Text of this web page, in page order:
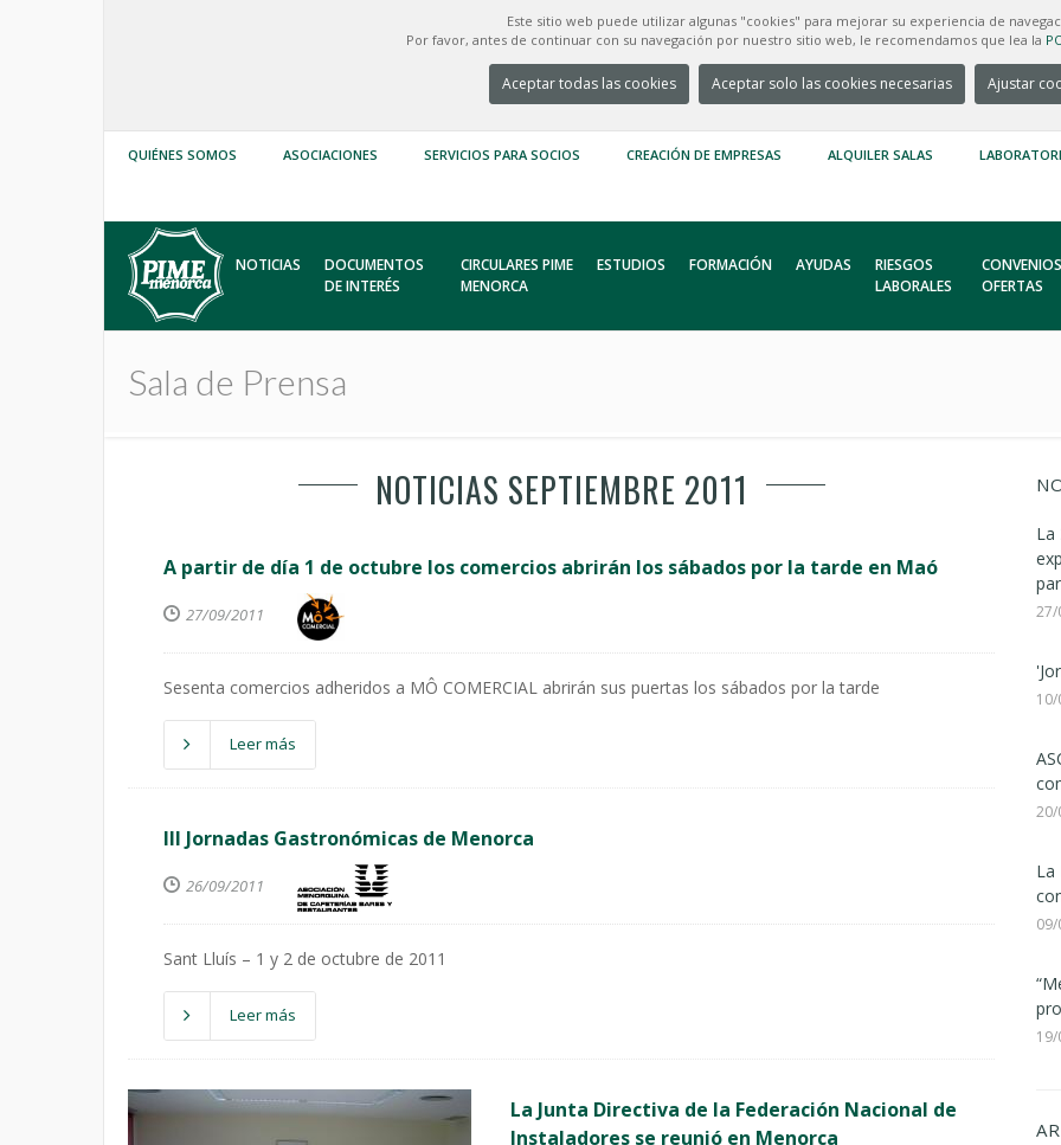
Este sitio web puede utilizar algunas "cookies" para mejorar su experiencia de
Por favor, antes de continuar con su navegación por nuestro sitio web, le recomendamos que lea la
Aceptar todas las cookies Aceptar solo las cookies necesarias Ajustar
QUIÉNES SOMOS ASOCIACIONES SERVICIOS PARA SOCIOS CREACIÓN DE EMPRESAS ALQUILER SALAS
NOTICIAS
DOCUMENTOS
DE INTERÉS
CIRCULARES PIME
MENORCA
ESTUDIOS FORMACIÓN AYUDAS
RIESGOS
LABORALES
OFERTAS
Sala de Prensa
NOTICIAS SEPTIEMBRE 2011
A partir de día 1 de octubre los comercios abrirán los sábados por la tarde en Maó
27/09/2011
Sesenta comercios adheridos a MÔ COMERCIAL abrirán sus puertas los sábados por la tarde
Leer más
III Jornadas Gastronómicas de Menorca
26/09/2011
Sant Lluís – 1 y 2 de octubre de 2011
Leer más
La Junta Directiva de la Federación Nacional de
Instaladores se reunió en Menorca
La
27/
20/
La